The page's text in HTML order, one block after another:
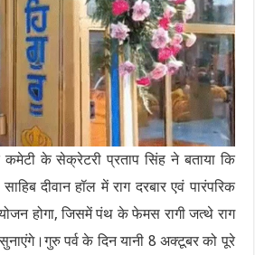
कमेटी के सेक्रेटरी प्रताप सिंह ने बताया कि
साहिब दीवान हॉल में राग दरबार एवं पारंपरिक
होगा, जिसमें पंथ के फेमस रागी जत्थे राग
पर्व के दिन यानी 8 अक्टूबर को पूरे